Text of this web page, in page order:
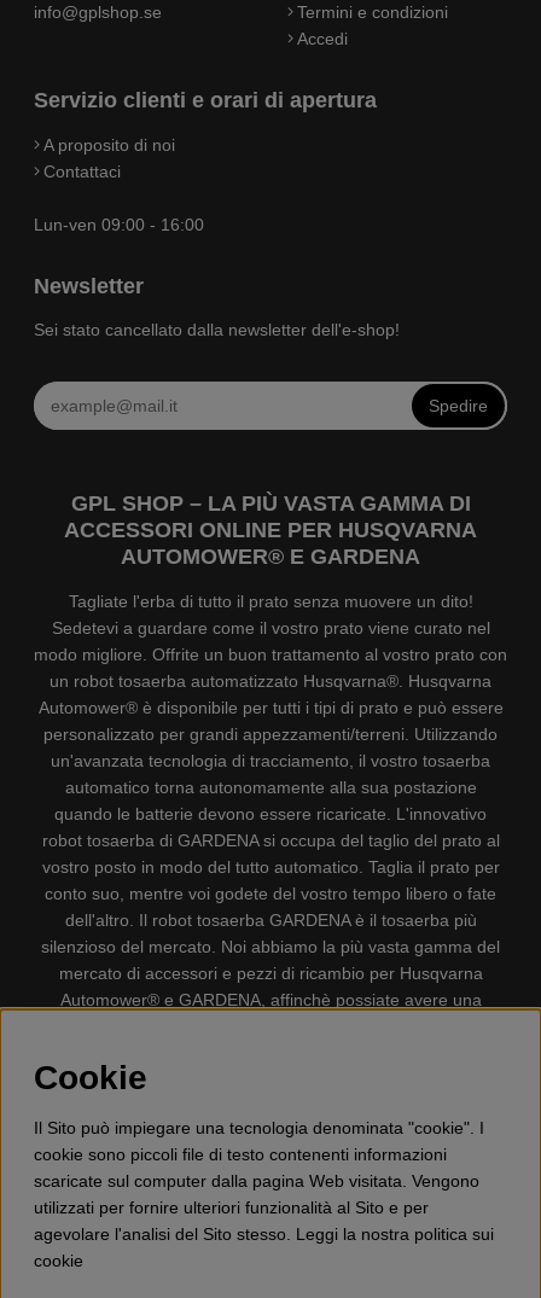
info@gplshop.se
Termini e condizioni
Accedi
Servizio clienti e orari di apertura
A proposito di noi
Contattaci
Lun-ven 09:00 - 16:00
Newsletter
Sei stato cancellato dalla newsletter dell'e-shop!
Spedire
GPL SHOP – LA PIÙ VASTA GAMMA DI
ACCESSORI ONLINE PER HUSQVARNA
AUTOMOWER® E GARDENA
Tagliate l'erba di tutto il prato senza muovere un dito!
Sedetevi a guardare come il vostro prato viene curato nel
modo migliore. Offrite un buon trattamento al vostro prato con
un robot tosaerba automatizzato Husqvarna®. Husqvarna
Automower® è disponibile per tutti i tipi di prato e può essere
personalizzato per grandi appezzamenti/terreni. Utilizzando
un'avanzata tecnologia di tracciamento, il vostro tosaerba
automatico torna autonomamente alla sua postazione
quando le batterie devono essere ricaricate. L'innovativo
robot tosaerba di GARDENA si occupa del taglio del prato al
vostro posto in modo del tutto automatico. Taglia il prato per
conto suo, mentre voi godete del vostro tempo libero o fate
dell'altro. Il robot tosaerba GARDENA è il tosaerba più
silenzioso del mercato. Noi abbiamo la più vasta gamma del
mercato di accessori e pezzi di ricambio per Husqvarna
Automower® e GARDENA, affinchè possiate avere una
Accessori per la protezione personale, Decespugliatori,
Aspirapolvere, Mototroncatrici, Attrezzature Forestali,
Lubrificanti, Carburanti, Giocattolo per bambini ETC.
Cookie
Il Sito può impiegare una tecnologia denominata "cookie". I
cookie sono piccoli file di testo contenenti informazioni
scaricate sul computer dalla pagina Web visitata. Vengono
utilizzati per fornire ulteriori funzionalità al Sito e per
agevolare l'analisi del Sito stesso. Leggi la nostra politica sui
cookie